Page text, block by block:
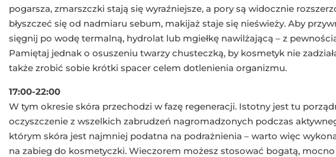
pogarsza, zmarszczki stają się wyraźniejsze, a pory są widocznie
błyszczeć się od nadmiaru sebum, makijaż staje się nieświeży. Aby
sięgnij po wodę termalną, hydrolat lub mgiełkę nawilżającą – z
Pamiętaj jednak o osuszeniu twarzy chusteczką, by kosmetyk nie
także zrobić sobie krótki spacer celem dotlenienia organizmu.
17:00-22:00
W tym okresie skóra przechodzi w fazę regeneracji. Istotny jest tu
oczyszczenie z wszelkich zabrudzeń nagromadzonych podczas
którym skóra jest najmniej podatna na podrażnienia – warto więc
na zabieg do kosmetyczki. Wieczorem możesz stosować bogatą,